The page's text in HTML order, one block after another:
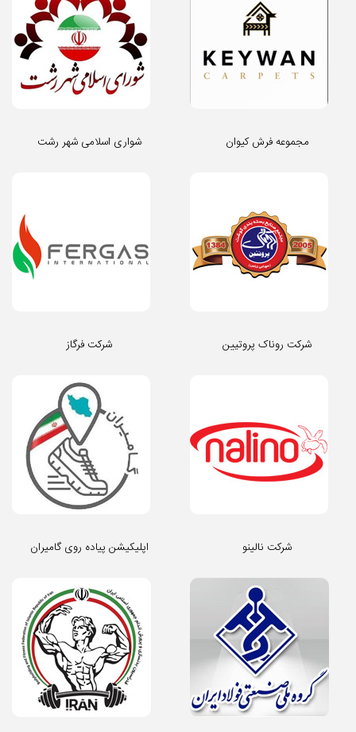
شواری اسلامی شهر رشت مجموعه فرش کیوان
شرکت فرگاز شرکت روناک پروتیین
اپلیکیشن پیاده روی گامیران شرکت نالینو